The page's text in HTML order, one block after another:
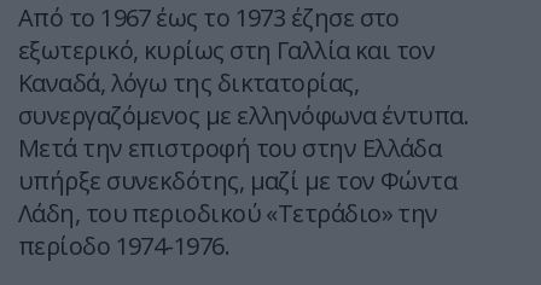
Από το 1967 έως το 1973 έζησε στο
εξωτερικό, κυρίως στη Γαλλία και τον
Καναδά, λόγω της δικτατορίας,
συνεργαζόμενος με ελληνόφωνα έντυπα.
Μετά την επιστροφή του στην Ελλάδα
υπήρξε συνεκδότης, μαζί με τον Φώντα
Λάδη, του περιοδικού «Τετράδιο» την
περίοδο 1974-1976.